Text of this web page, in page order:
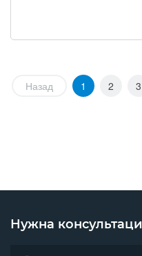
Назад 1 2 3
Нужна